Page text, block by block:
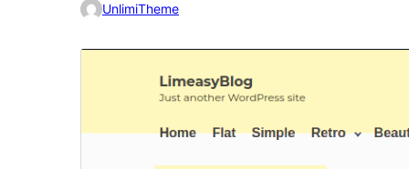
UnlimiTheme